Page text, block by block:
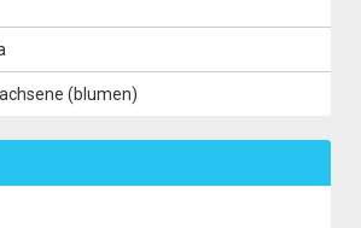
(blumen)